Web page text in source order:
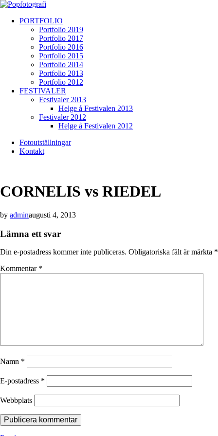
PORTFOLIO
Portfolio 2019
Portfolio 2017
Portfolio 2016
Portfolio 2015
Portfolio 2014
Portfolio 2013
Portfolio 2012
FESTIVALER
Festivaler 2013
Helge å Festivalen 2013
Festivaler 2012
Helge å Festivalen 2012
Fotoutställningar
Kontakt
CORNELIS vs RIEDEL
by adminaugusti 4, 2013
Lämna ett svar
Din e-postadress kommer inte publiceras. Obligatoriska fält är märkta *
Kommentar *
Namn *
E-postadress *
Webbplats